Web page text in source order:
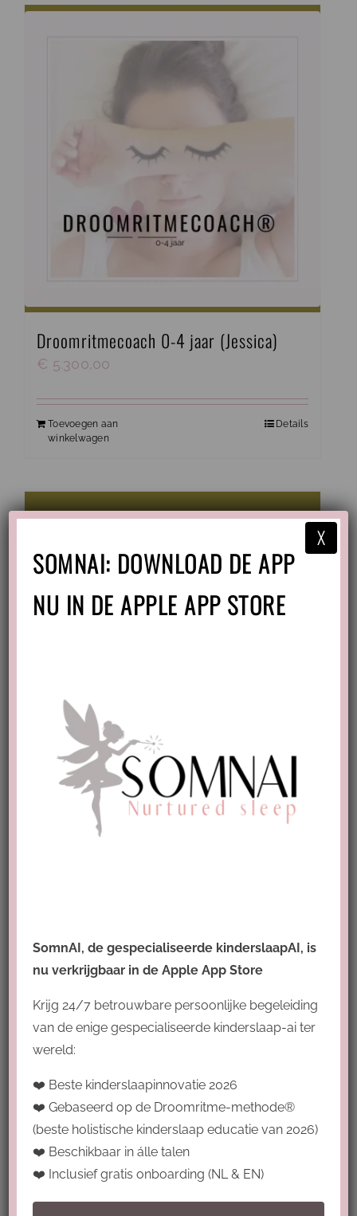
Droomritmecoach 0-4 jaar (Jessica)
€ 5.300,00
Toevoegen aan
winkelwagen
Details
Droomritmecoach Excellence Package
SOMNAI: DOWNLOAD DE APP
NU IN DE APPLE APP STORE
SomnAI, de gespecialiseerde kinderslaapAI, is
nu verkrijgbaar in de Apple App Store
Krijg 24/7 betrouwbare persoonlijke begeleiding
van de enige gespecialiseerde kinderslaap-ai ter
wereld:
❤️ Beste kinderslaapinnovatie 2026
❤️ Gebaseerd op de Droomritme-methode®
(beste holistische kinderslaap educatie van 2026)
❤️ Beschikbaar in álle talen
❤️ Inclusief gratis onboarding (NL & EN)
X